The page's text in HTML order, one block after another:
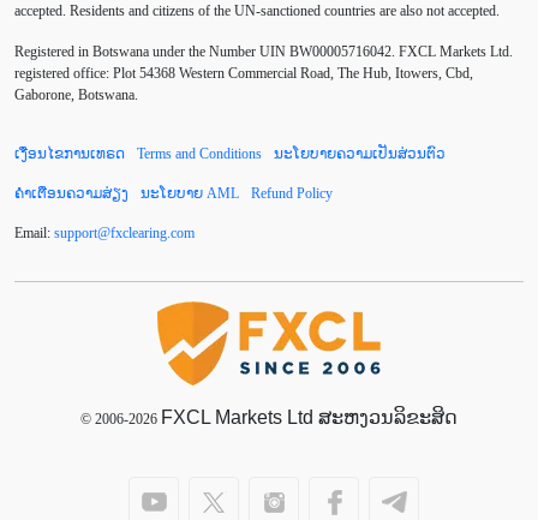
Default mode network Doji EA EA ເຊີງລຸກ
ECB ECN EMA EUR EUR/AUD
GBP/JPY GBP/USD
Great Britain pound H1 H4
Interbank Introducing Broker
Limit order London session
accepted. Residents and citizens of the UN-sanctioned countries are also not accepted.
Registered in Botswana under the Number UIN BW00005716042. FXCL Markets Ltd.
registered office: Plot 54368 Western Commercial Road, The Hub, Itowers, Cbd,
Gaborone, Botswana.
ເງື່ອນໄຂການເທຣດ Terms and Conditions ນະໂຍບາຍຄວາມເປັນສ່ວນຕົວ
ຄຳເຕືອນຄວາມສ່ຽງ ນະໂຍບາຍ AML Refund Policy
Email: support@fxclearing com
© 2006-2026 FXCL Markets Ltd ສະຫງວນລິຂະສິດ